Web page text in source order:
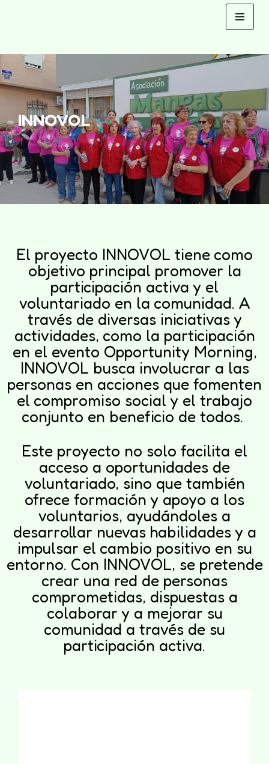
contenido
INNOVOL
El proyecto INNOVOL tiene como
objetivo principal promover la
participación activa y el
voluntariado en la comunidad. A
través de diversas iniciativas y
actividades, como la participación
en el evento Opportunity Morning,
INNOVOL busca involucrar a las
personas en acciones que fomenten
el compromiso social y el trabajo
conjunto en beneficio de todos.
Este proyecto no solo facilita el
acceso a oportunidades de
voluntariado, sino que también
ofrece formación y apoyo a los
voluntarios, ayudándoles a
desarrollar nuevas habilidades y a
impulsar el cambio positivo en su
entorno. Con INNOVOL, se pretende
crear una red de personas
comprometidas, dispuestas a
colaborar y a mejorar su
comunidad a través de su
participación activa.